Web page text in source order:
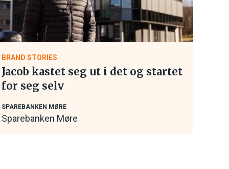
BRAND STORIES
Jacob kastet seg ut i det og startet
for seg selv
SPAREBANKEN MØRE
Sparebanken Møre